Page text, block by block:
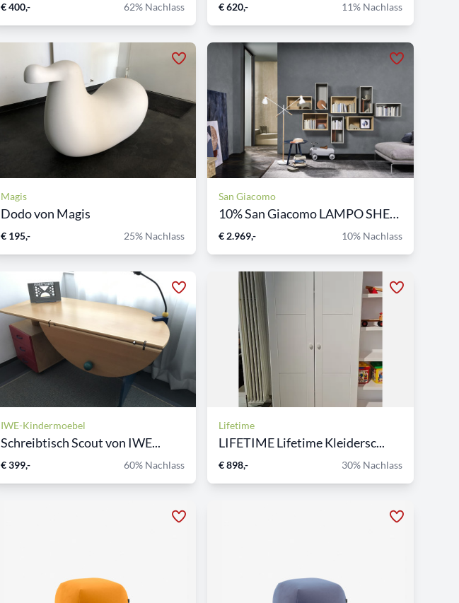
€ 400,- 62% Nachlass € 620,- 11% Nachlass
Magis
Dodo von Magis
€ 195,- 25% Nachlass
San Giacomo
10% San Giacomo LAMPO SHELF...
€ 2.969,- 10% Nachlass
IWE-Kindermoebel
Schreibtisch Scout von IWE...
€ 399,- 60% Nachlass
Lifetime
LIFETIME Lifetime Kleidersc...
€ 898,- 30% Nachlass